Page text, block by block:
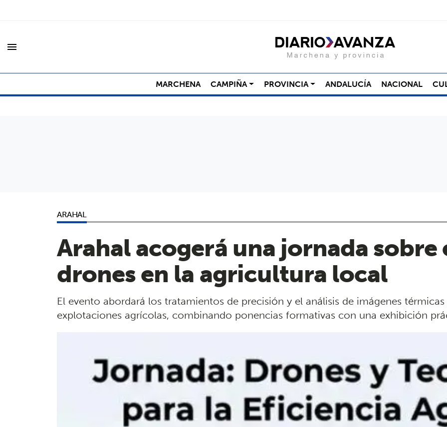
menu
MARCHENA CAMPIÑA PROVINCIA ANDALUCÍA NACIONAL
ARAHAL
Arahal acogerá una jornada sobre
drones en la agricultura local
El evento abordará los tratamientos de precisión y el análisis de imágenes
explotaciones agrícolas, combinando ponencias formativas con una exhibición